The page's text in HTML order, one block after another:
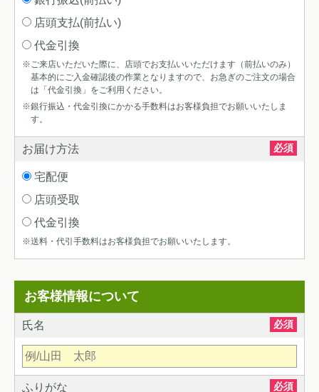
店頭支払(前払い)
代金引換
※ご来店いただいた際に、店頭でお支払いいただけます（前払いのみ）
基本的にご入金確認後の作業となりますので、お急ぎのご注文の場合
は「代金引換」をご利用ください。
※銀行振込・代金引換にかかる手数料はお客様負担でお願いいたしま
す。
お届け方法 必須
宅配便
店頭受取
代金引換
※送料・代引手数料はお客様負担でお願いいたします。
お客様情報について
氏名 必須
ふりがな 必須